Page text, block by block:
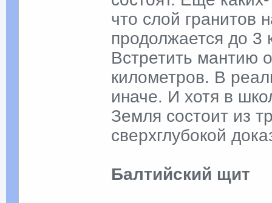
что слой гранитов
продолжается до 3
Встретить мантию
километров. В
иначе. И хотя в
Земля состоит из
сверхглубокой
Балтийский щит